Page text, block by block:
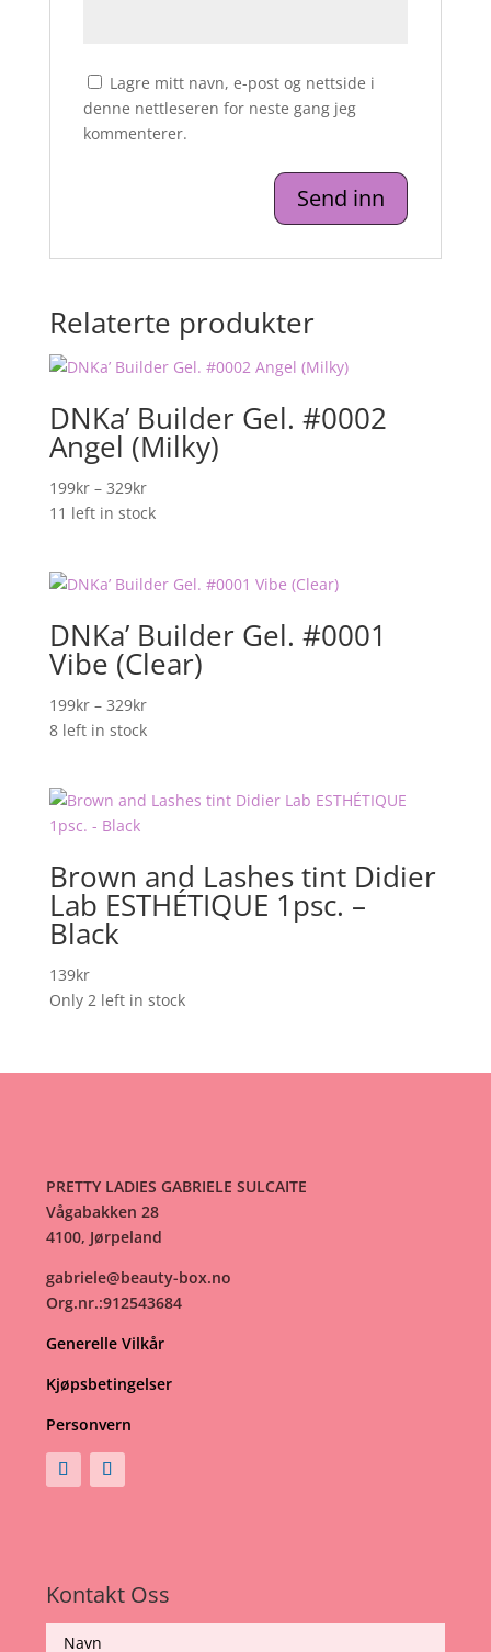
Lagre mitt navn, e-post og nettside i
denne nettleseren for neste gang jeg
kommenterer.
Relaterte produkter
DNKa’ Builder Gel. #0002
Angel (Milky)
199kr – 329krPrisområde:
199kr
11 left in stock
DNKa’ Builder Gel. #0001
Vibe (Clear)
199kr – 329krPrisområde:
199kr
8 left in stock
Brown and Lashes tint Didier
Lab ESTHÉTIQUE 1psc. –
Black
139kr
Only 2 left in stock
PRETTY LADIES GABRIELE SULCAITE
Vågabakken 28
4100, Jørpeland
gabriele@beauty-box.no
Org.nr.:912543684
Generelle Vilkår
Kjøpsbetingelser
Personvern
Kontakt Oss